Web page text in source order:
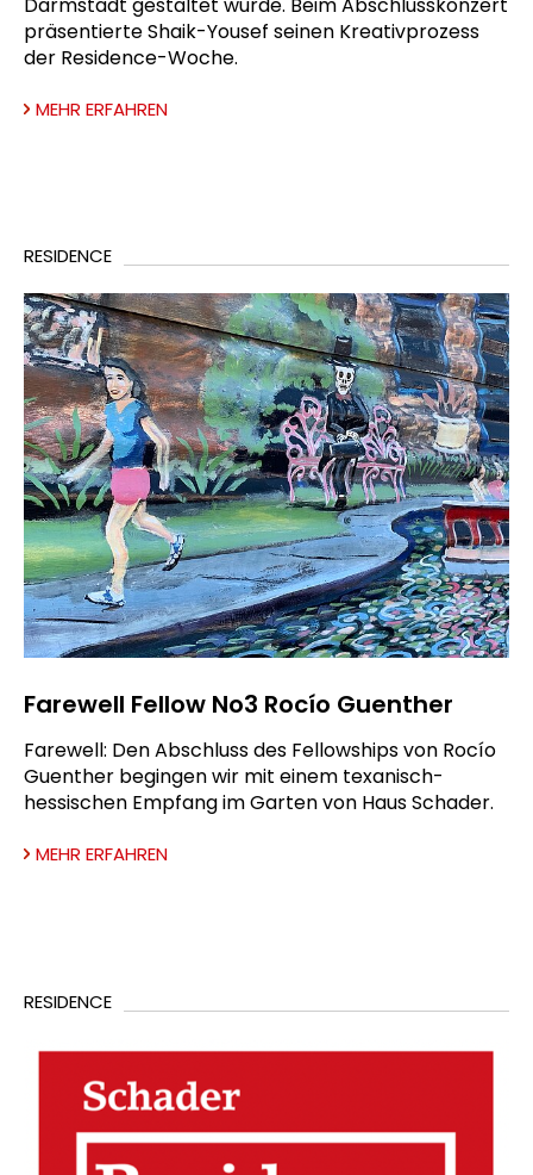
Darmstadt gestaltet wurde. Beim Abschlusskonzert
präsentierte Shaik-Yousef seinen Kreativprozess
der Residence-Woche.
MEHR ERFAHREN
RESIDENCE
Farewell Fellow No3 Rocío Guenther
Farewell: Den Abschluss des Fellowships von Rocío
Guenther begingen wir mit einem texanisch-
hessischen Empfang im Garten von Haus Schader.
MEHR ERFAHREN
RESIDENCE